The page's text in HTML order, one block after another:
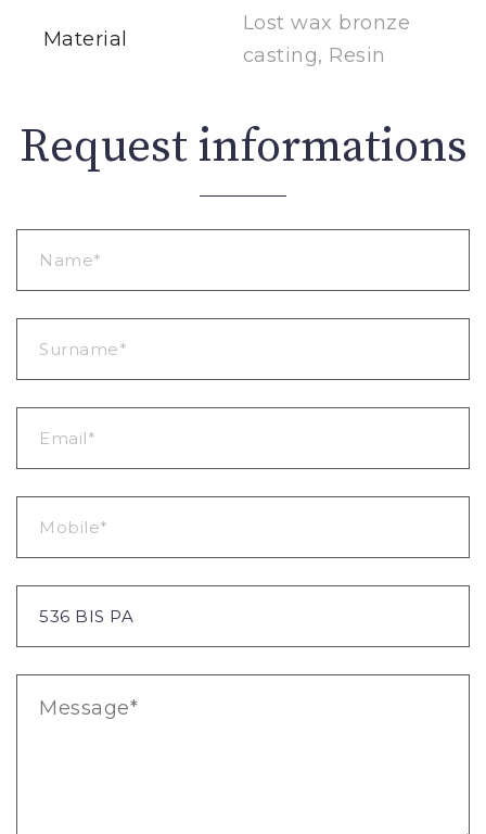
Material
Lost wax bronze
casting, Resin
Request informations